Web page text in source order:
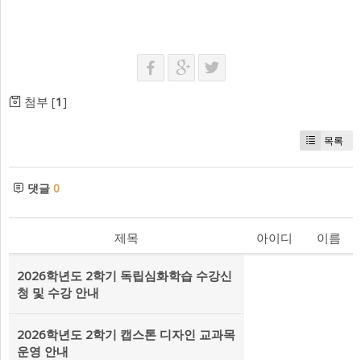
첨부 [1]
목록
댓글 0
제목 아이디 이름
2026학년도 2학기 독립심화학습 수강신
청 및 수강 안내
2026학년도 2학기 캡스톤 디자인 교과목
운영 안내